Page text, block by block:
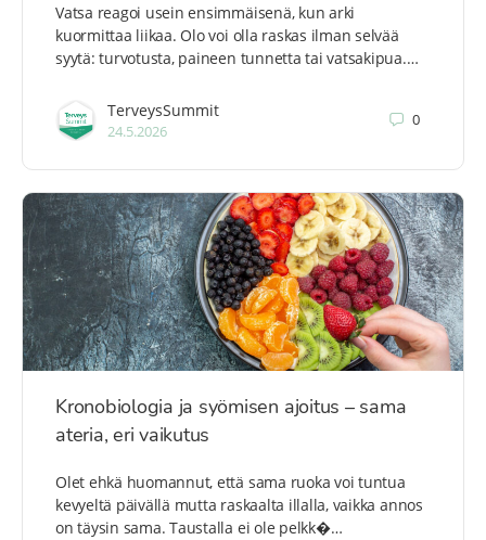
Vatsa reagoi usein ensimmäisenä, kun arki
kuormittaa liikaa. Olo voi olla raskas ilman selvää
syytä: turvotusta, paineen tunnetta tai vatsakipua.…
TerveysSummit
24.5.2026
0
Kronobiologia ja syömisen ajoitus – sama
ateria, eri vaikutus
Olet ehkä huomannut, että sama ruoka voi tuntua
kevyeltä päivällä mutta raskaalta illalla, vaikka annos
on täysin sama. Taustalla ei ole pelkk�…